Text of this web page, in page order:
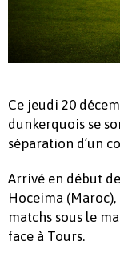
Ce jeudi 20
dunkerquois se
séparation d’un
Arrivé en début
Hoceima
matchs sous le
face à Tours.